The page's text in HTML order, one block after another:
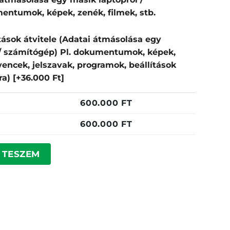
képek, zenék, filmek, stb.
átvitele (Adatai átmásolása egy
Pl. dokumentumok, képek,
jelszavak, programok, beállítások
[+36.000 Ft]
600.000 FT
600.000 FT